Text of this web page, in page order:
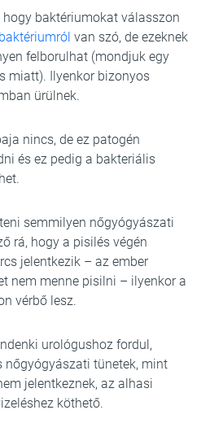
baktériumokat válasszon
baktériumról van szó, de ezeknek
felborulhat (mondjuk egy
miatt). Ilyenkor bizonyos
ürülnek.
nincs, de ez patogén
és ez pedig a bakteriális
semmilyen nőgyógyászati
rá, hogy a pisilés végén
jelentkezik – az ember
nem menne pisilni – ilyenkor a
vérbő lesz.
urológushoz fordul,
nőgyógyászati tünetek, mint
jelentkeznek, az alhasi
köthető.